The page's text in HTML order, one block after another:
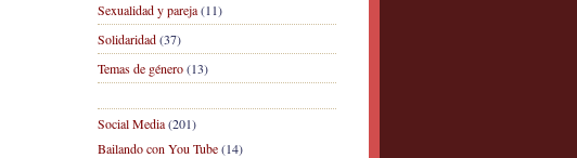
Sexualidad y pareja(11)
Solidaridad(37)
Temas de género(13)
Social Media(201)
Bailando con You Tube(14)